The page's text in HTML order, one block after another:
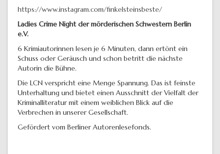
https://www.instagram.com/finkelsteinsbeste/
Ladies Crime Night der mörderischen Schwestern Berlin
e.V.
6 Krimiautorinnen lesen je 6 Minuten, dann ertönt ein
Schuss oder Geräusch und schon betritt die nächste
Autorin die Bühne.
Die LCN verspricht eine Menge Spannung. Das ist feinste
Unterhaltung und bietet einen Ausschnitt der Vielfalt der
Kriminalliteratur mit einem weiblichen Blick auf die
Verbrechen in unserer Gesellschaft.
Gefördert vom Berliner Autorenlesefonds.